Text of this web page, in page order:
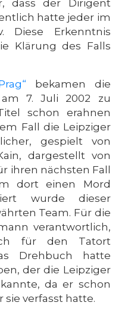
dass der Dirigent
hatte jeder im
Diese Erkenntnis
Klärung des Falls
bekamen die
7. Juli 2002 zu
schon erahnen
Fall die Leipziger
gespielt von
dargestellt von
ihren nächsten Fall
dort einen Mord
wurde dieser
Team. Für die
verantwortlich,
für den Tatort
Drehbuch hatte
der die Leipziger
da er schon
sie verfasst hatte.